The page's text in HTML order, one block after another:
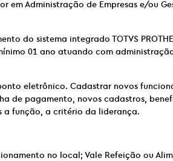
em Administração de Empresas e/ou
do sistema integrado TOTVS
01 ano atuando com
eletrônico. Cadastrar novos
de pagamento, novos cadastros,
a função, a critério da liderança.
no local; Vale Refeição ou